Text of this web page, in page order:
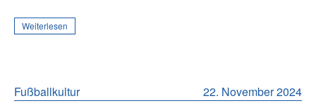
Weiterlesen
22. November 2024
Fußballkultur